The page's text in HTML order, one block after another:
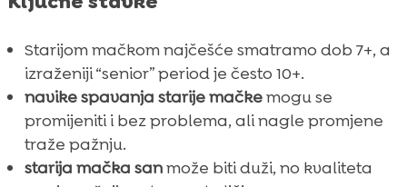
ponašanja
Kada je vrijeme za veterinarski pregled
zbog promjena spavanja
 Zaključak
 FAQ
Starijom mačkom najčešće smatramo dob 7+, a
izraženiji “senior” period je često 10+.
navike spavanja starije mačkemogu se
promijeniti i bez problema, ali nagle promjene
traže pažnju.
starija mačka sanmože biti duži, no kvaliteta